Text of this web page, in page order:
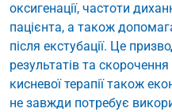
оксигенації, частоти
пацієнта, а також
після екстубації. Це
результатів та
кисневої терапії також
не завжди потребує